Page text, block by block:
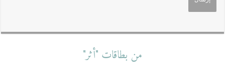
من بطاقات "أثر"